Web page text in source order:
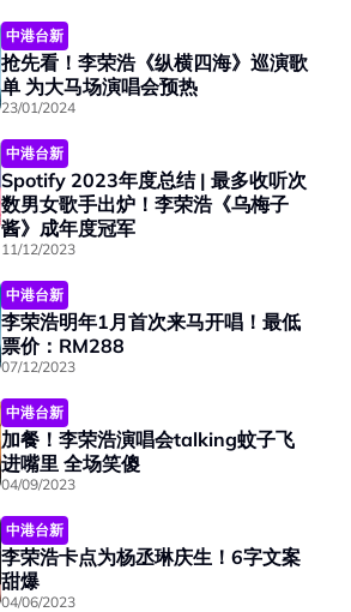
中港台新
抢先看！李荣浩《纵横四海》巡演歌
单 为大马场演唱会预热
23/01/2024
中港台新
Spotify 2023年度总结 | 最多收听次
数男女歌手出炉！李荣浩《乌梅子
酱》成年度冠军
11/12/2023
中港台新
李荣浩明年1月首次来马开唱！最低
票价：RM288
07/12/2023
中港台新
加餐！李荣浩演唱会talking蚊子飞
进嘴里 全场笑傻
04/09/2023
中港台新
李荣浩卡点为杨丞琳庆生！6字文案
甜爆
04/06/2023